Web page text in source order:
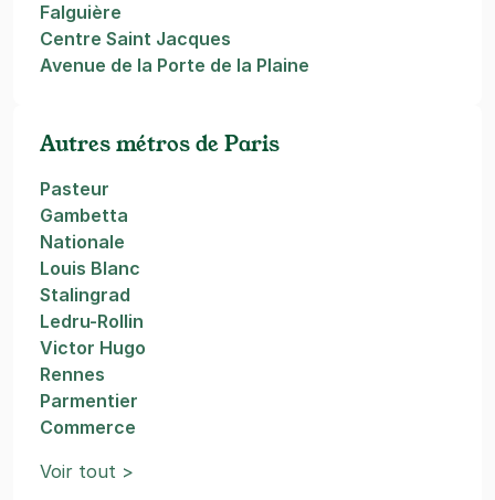
Falguière
Centre Saint Jacques
Avenue de la Porte de la Plaine
Autres métros de Paris
Pasteur
Gambetta
Nationale
Louis Blanc
Stalingrad
Ledru-Rollin
Victor Hugo
Rennes
Parmentier
Commerce
Voir tout >